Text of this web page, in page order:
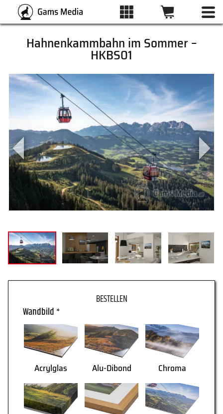
ALLE BILDER
KATEGORIEN
DRUCKARTEN
WUNSCHLISTE
ÜBER UNS
WARENKORB
Hahnenkammbahn im Sommer –
HKBS01
Wandbild *
Acrylglas Alu-Dibond Chroma